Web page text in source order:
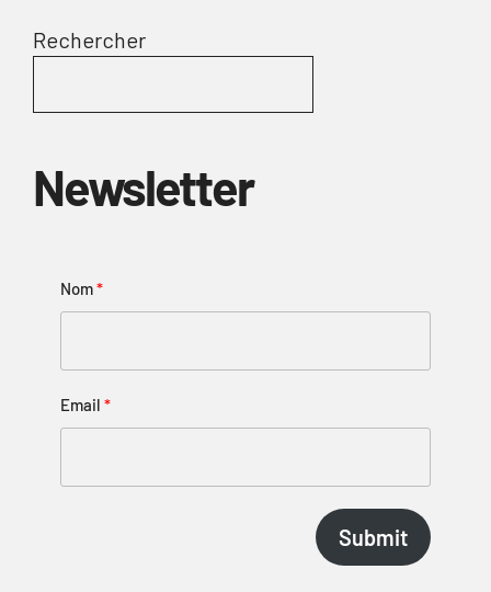
Rechercher
Newsletter
Nom
Email
Submit